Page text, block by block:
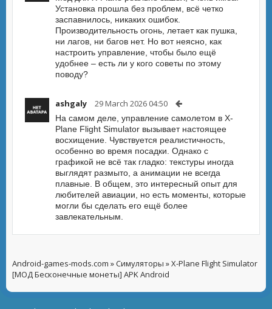
Установка прошла без проблем, всё четко
заспавнилось, никаких ошибок.
Производительность огонь, летает как пушка,
ни лагов, ни багов нет. Но вот неясно, как
настроить управление, чтобы было ещё
удобнее – есть ли у кого советы по этому
поводу?
ashgaly 29 March 2026 04:50
На самом деле, управление самолетом в X-
Plane Flight Simulator вызывает настоящее
восхищение. Чувствуется реалистичность,
особенно во время посадки. Однако с
графикой не всё так гладко: текстуры иногда
выглядят размыто, а анимации не всегда
плавные. В общем, это интересный опыт для
любителей авиации, но есть моменты, которые
могли бы сделать его ещё более
завлекательным.
Android-games-mods.com »Симуляторы » X-Plane Flight Simulator
[МОД Бесконечные монеты] APK Android